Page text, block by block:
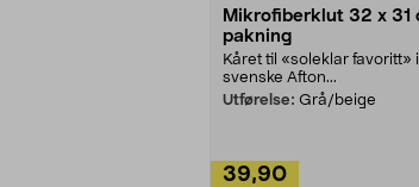
Mikrofiberklut 32 x 31
pakning
Kåret til «soleklar favoritt» i
svenske Afton...
Utførelse: Grå/beige
39,90